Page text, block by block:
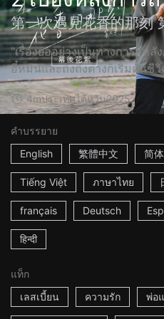
第一次遇見花香的那刻
"เรื่องย่ออย่างเป็นทางการ: ห
อี๋หมินและถิงถิงต่างก็เริ่มต้นชีวิ
4mประเทศไต้หวัน2025
คำบรรยาย
English
繁體中文 简
Tiếng Việt ภาษาไทย
français Deutsch
हिन्दी
แท็ก
เลสเบี้ยน
ความรัก พ่อ